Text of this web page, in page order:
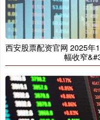
西安股票配资官网 2025年
幅收窄